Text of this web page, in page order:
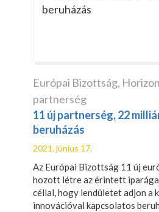
Európai Bizottság,
partnerség
11 új partnerség, 22
beruházás
2021. június 17.
Az Európai Bizottság 11 új
hozott létre az érintett
céllal, hogy lendületet adjon a
innovációval kapcsolatos